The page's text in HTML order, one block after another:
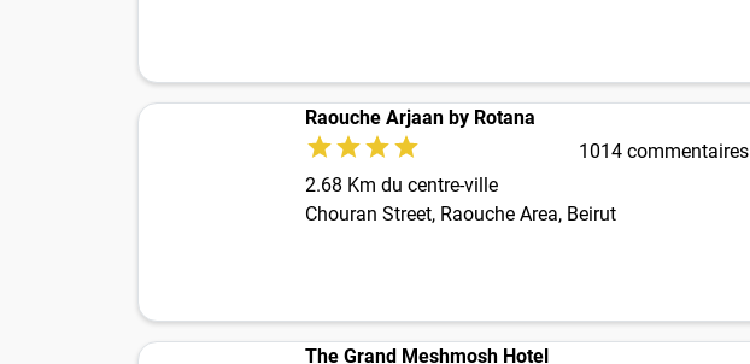
Raouche Arjaan by Rotana
1014 commentaires
2.68 Km du centre-ville
Chouran Street, Raouche Area, Beirut
The Grand Meshmosh Hotel